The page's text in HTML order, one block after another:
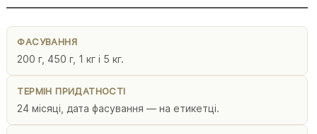
ФАСУВАННЯ
200 г, 450 г, 1 кг і 5 кг.
ТЕРМІН ПРИДАТНОСТІ
24 місяці, дата фасування — на етикетці.